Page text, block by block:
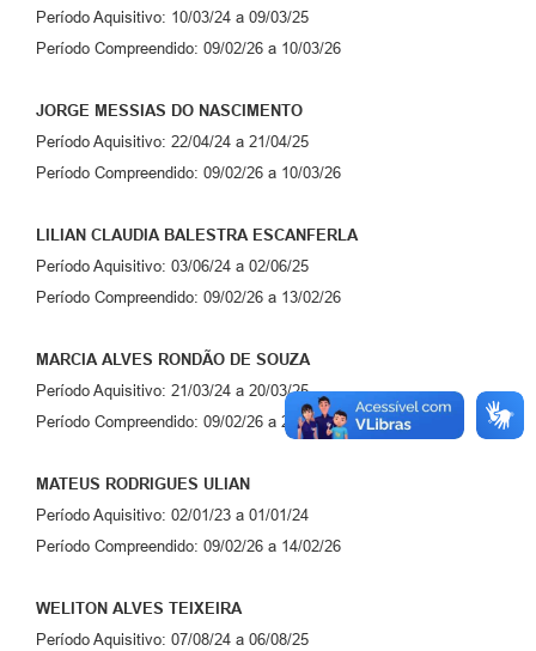
Período Aquisitivo: 10/03/24 a 09/03/25
Período Compreendido: 09/02/26 a 10/03/26
JORGE MESSIAS DO NASCIMENTO
Período Aquisitivo: 22/04/24 a 21/04/25
Período Compreendido: 09/02/26 a 10/03/26
LILIAN CLAUDIA BALESTRA ESCANFERLA
Período Aquisitivo: 03/06/24 a 02/06/25
Período Compreendido: 09/02/26 a 13/02/26
MARCIA ALVES RONDÃO DE SOUZA
Período Aquisitivo: 21/03/24 a 20/03/25
Período Compreendido: 09/02/26 a 23/02/26
MATEUS RODRIGUES ULIAN
Período Aquisitivo: 02/01/23 a 01/01/24
Período Compreendido: 09/02/26 a 14/02/26
WELITON ALVES TEIXEIRA
Período Aquisitivo: 07/08/24 a 06/08/25